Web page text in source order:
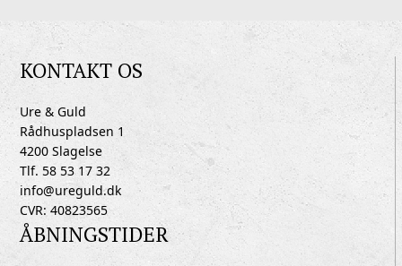
KONTAKT OS
Ure & Guld
Rådhuspladsen 1
4200 Slagelse
Tlf. 58 53 17 32
info@ureguld.dk
CVR: 40823565
ÅBNINGSTIDER